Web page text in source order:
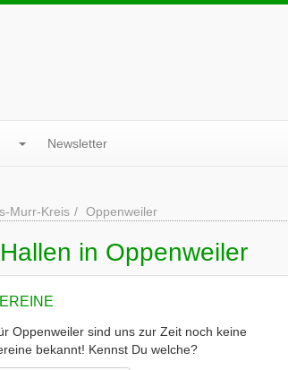
Newsletter
Murr-Kreis Oppenweiler
in Oppenweiler
Oppenweiler sind uns zur Zeit noch keine
bekannt! Kennst Du welche?